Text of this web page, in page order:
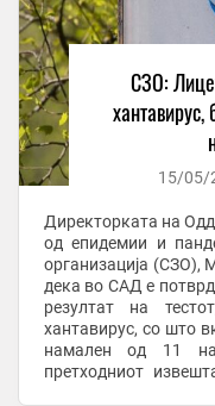
СЗО:
хантавирус,
15/05/
Директорката на
од епидемии и
организација (СЗО),
дека во САД е
резултат на
хантавирус, со што
намален од 11
претходниот